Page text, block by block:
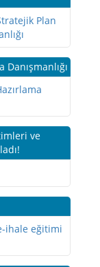
Danışmanlığı
ve